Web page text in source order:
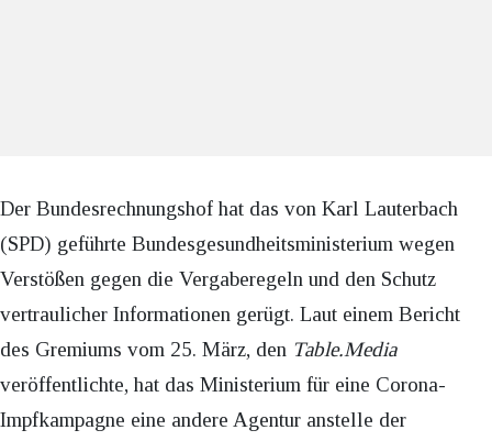
Der Bundesrechnungshof hat das von Karl Lauterbach
(SPD) geführte Bundesgesundheitsministerium wegen
Verstößen gegen die Vergaberegeln und den Schutz
vertraulicher Informationen gerügt. Laut einem Bericht
des Gremiums vom 25. März, den Table.Media
veröffentlichte, hat das Ministerium für eine Corona-
Impfkampagne eine andere Agentur anstelle der